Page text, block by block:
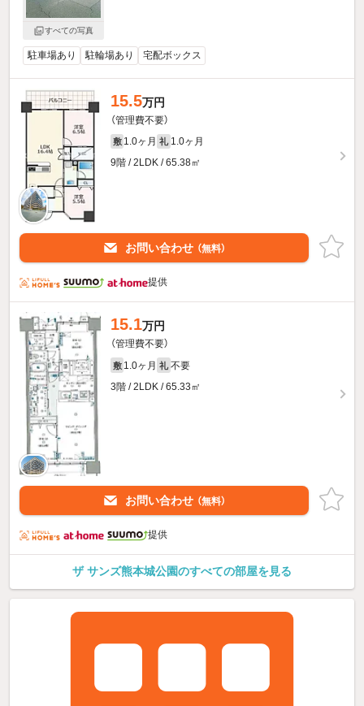
すべての写真
駐車場あり 駐輪場あり 宅配ボックス
15.5万円
（管理費不要）
敷 1.0ヶ月 礼 1.0ヶ月
9階 / 2LDK / 65.38㎡
お問い合わせ （無料）
提供
15.1万円
（管理費不要）
敷 1.0ヶ月 礼 不要
3階 / 2LDK / 65.33㎡
お問い合わせ （無料）
提供
ザ サンズ熊本城公園のすべての部屋を見る